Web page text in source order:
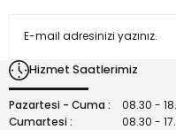
Ürün açıklamasında
Bu ürüne benzer farklı
Hizmet Saatlerimiz
Pazartesi - Cuma :
08.30 -
Cumartesi :
08.30 -